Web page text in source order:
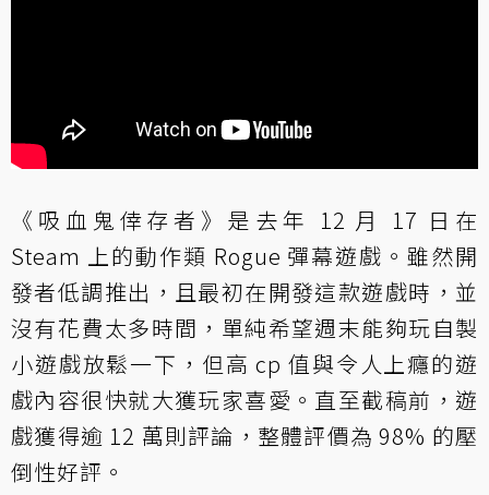
《吸血鬼倖存者》是去年 12 月 17 日在
Steam 上的動作類 Rogue 彈幕遊戲。雖然開
發者低調推出，且最初在開發這款遊戲時，並
沒有花費太多時間，單純希望週末能夠玩自製
小遊戲放鬆一下，但高 cp 值與令人上癮的遊
戲內容很快就大獲玩家喜愛。直至截稿前，遊
戲獲得逾 12 萬則評論，整體評價為 98% 的壓
倒性好評。